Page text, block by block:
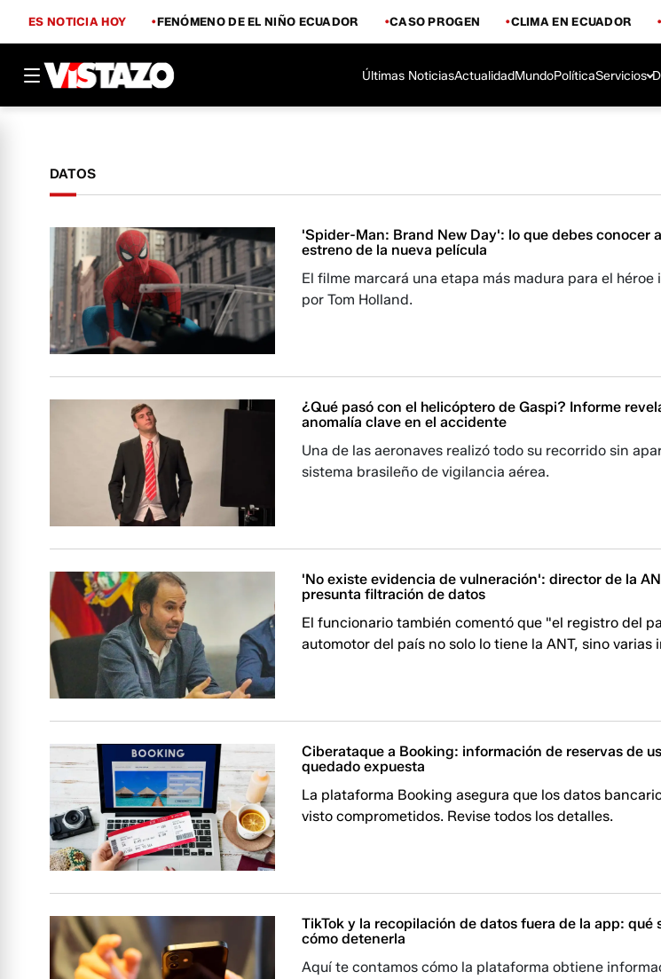
ES NOTICIA HOY FENÓMENO DE EL NIÑO ECUADOR CASO PROGEN CLIMA EN ECUADOR
Últimas NoticiasActualidadMundoPolíticaServicios
DATOS
'Spider-Man: Brand New Day': lo que debes conocer
estreno de la nueva película
El filme marcará una etapa más madura para el
por Tom Holland.
¿Qué pasó con el helicóptero de Gaspi? Informe
anomalía clave en el accidente
Una de las aeronaves realizó todo su recorrido sin
sistema brasileño de vigilancia aérea.
'No existe evidencia de vulneración': director de la
presunta filtración de datos
El funcionario también comentó que "el registro del
automotor del país no solo lo tiene la ANT, sino varias
Ciberataque a Booking: información de reservas de
quedado expuesta
La plataforma Booking asegura que los datos
visto comprometidos. Revise todos los detalles.
TikTok y la recopilación de datos fuera de la app: qué
cómo detenerla
Aquí te contamos cómo la plataforma obtiene